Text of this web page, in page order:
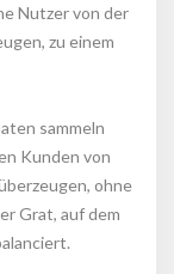
Nutzer von der
zu einem
sammeln
Kunden von
ohne
Grat, auf dem